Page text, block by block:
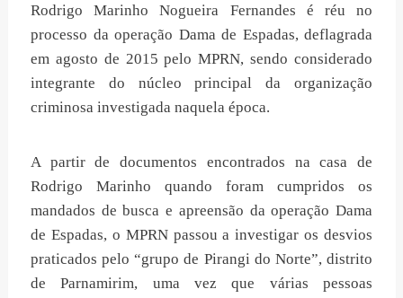
Rodrigo Marinho Nogueira Fernandes é réu no
processo da operação Dama de Espadas, deflagrada
em agosto de 2015 pelo MPRN, sendo considerado
integrante do núcleo principal da organização
criminosa investigada naquela época.
A partir de documentos encontrados na casa de
Rodrigo Marinho quando foram cumpridos os
mandados de busca e apreensão da operação Dama
de Espadas, o MPRN passou a investigar os desvios
praticados pelo “grupo de Pirangi do Norte”, distrito
de Parnamirim, uma vez que várias pessoas